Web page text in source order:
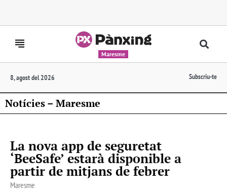
Maresme
8, agost del 2026 Subscriu-te
Notícies – Maresme
La nova app de seguretat
‘BeeSafe’ estarà disponible a
partir de mitjans de febrer
Maresme